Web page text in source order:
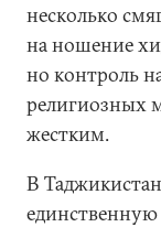
несколько
на ношение
но контроль
религиозных
жестким.
В
единственную